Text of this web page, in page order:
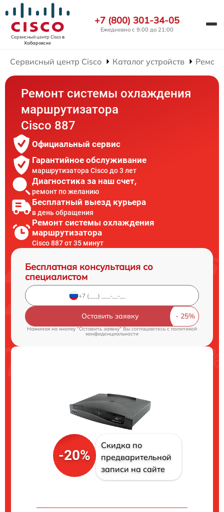
Сервисный центр Ciscoв
Хабаровске
+7 (800) 301-34-05
Ежедневно с 9:00 до 21:00
Сервисный центр Cisco Каталог устройств
Ремонт системы охлаждения
маршрутизатора
Cisco 887
Официальный сервис
Гарантийное обслуживание
маршрутизатора Cisco до 3 лет
Диагностика за наш счет,
ремонт по желанию
Бесплатный выезд курьера
в день обращения
Ремонт системы охлаждения
маршрутизатора
Cisco 887 от 35 минут
Бесплатная консультация со
специалистом
Оставить заявку
Нажимая на кнопку "Оставить заявку" Вы соглашаетесь cполитикой
конфиденциальности
-20%
Скидка по
предварительной
записи на сайте